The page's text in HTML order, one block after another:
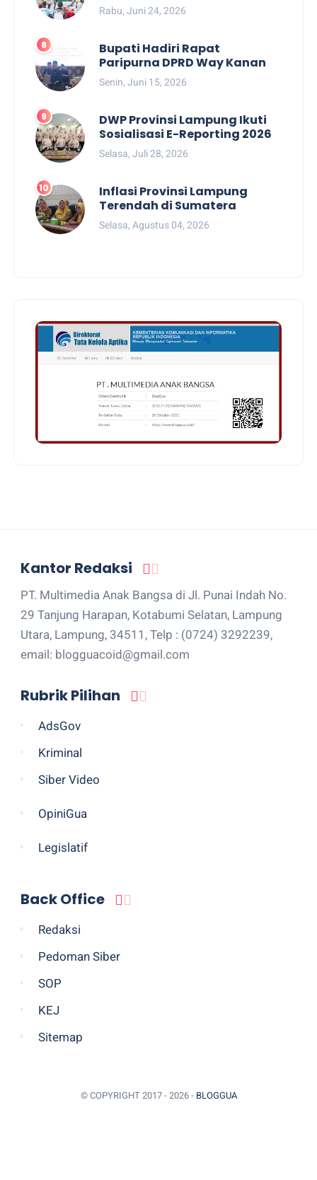
Rabu, Juni 24, 2026
Bupati Hadiri Rapat
Paripurna DPRD Way Kanan
Senin, Juni 15, 2026
DWP Provinsi Lampung Ikuti
Sosialisasi E-Reporting 2026
Selasa, Juli 28, 2026
Inflasi Provinsi Lampung
Terendah di Sumatera
Selasa, Agustus 04, 2026
Kantor Redaksi
PT. Multimedia Anak Bangsa di Jl. Punai Indah No.
29 Tanjung Harapan, Kotabumi Selatan, Lampung
Utara, Lampung, 34511, Telp : (0724) 3292239,
email: blogguacoid@gmail.com
Rubrik Pilihan
AdsGov
Kriminal
Siber Video
OpiniGua
Legislatif
Back Office
Redaksi
Pedoman Siber
SOP
KEJ
Sitemap
© COPYRIGHT 2017 - 2026 - BLOGGUA